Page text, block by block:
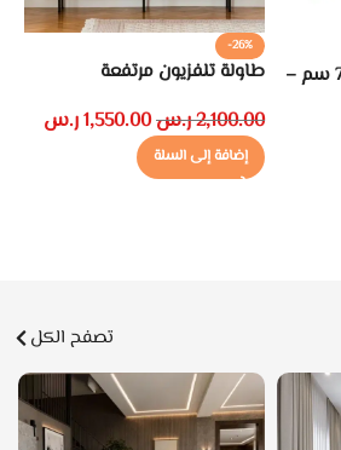
سرير اطفال 142 سم* 78 سم –
-26%
طاولة تلفزيون مرتفعة
2,100.00ر.س1,550.00ر.س
إضافة إلى السلة
تصفح الكل